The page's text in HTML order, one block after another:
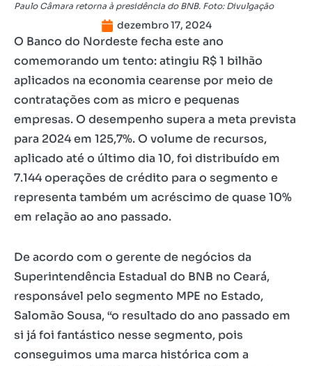
Paulo Câmara retorna à presidência do BNB. Foto: Divulgação
dezembro 17, 2024
O Banco do Nordeste fecha este ano
comemorando um tento: atingiu R$ 1 bilhão
aplicados na economia cearense por meio de
contratações com as micro e pequenas
empresas. O desempenho supera a meta prevista
para 2024 em 125,7%. O volume de recursos,
aplicado até o último dia 10, foi distribuído em
7.144 operações de crédito para o segmento e
representa também um acréscimo de quase 10%
em relação ao ano passado.
De acordo com o gerente de negócios da
Superintendência Estadual do BNB no Ceará,
responsável pelo segmento MPE no Estado,
Salomão Sousa, “o resultado do ano passado em
si já foi fantástico nesse segmento, pois
conseguimos uma marca histórica com a